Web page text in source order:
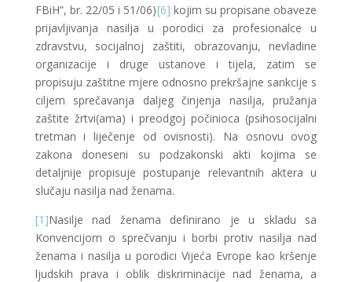
FBiH”, br. 22/05 i 51/06)[6] kojim su propisane obaveze
prijavljivanja nasilja u porodici za profesionalce u
zdravstvu, socijalnoj zaštiti, obrazovanju, nevladine
organizacije i druge ustanove i tijela, zatim se
propisuju zaštitne mjere odnosno prekršajne sankcije s
ciljem sprečavanja daljeg činjenja nasilja, pružanja
zaštite žrtvi(ama) i preodgoj počinioca (psihosocijalni
tretman i liječenje od ovisnosti). Na osnovu ovog
zakona doneseni su podzakonski akti kojima se
detaljnije propisuje postupanje relevantnih aktera u
slučaju nasilja nad ženama.
[1]Nasilje nad ženama definirano je u skladu sa
Konvencijom o sprečvanju i borbi protiv nasilja nad
ženama i nasilja u porodici Vijeća Evrope kao kršenje
ljudskih prava i oblik diskriminacije nad ženama, a